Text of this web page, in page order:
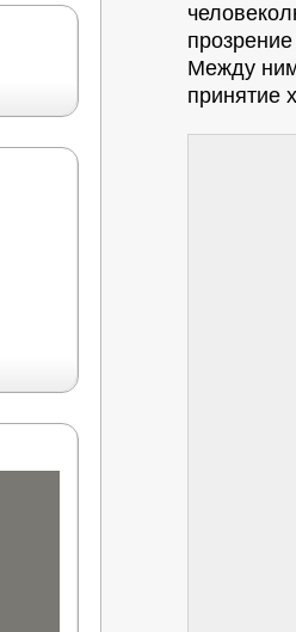
Между
принятие